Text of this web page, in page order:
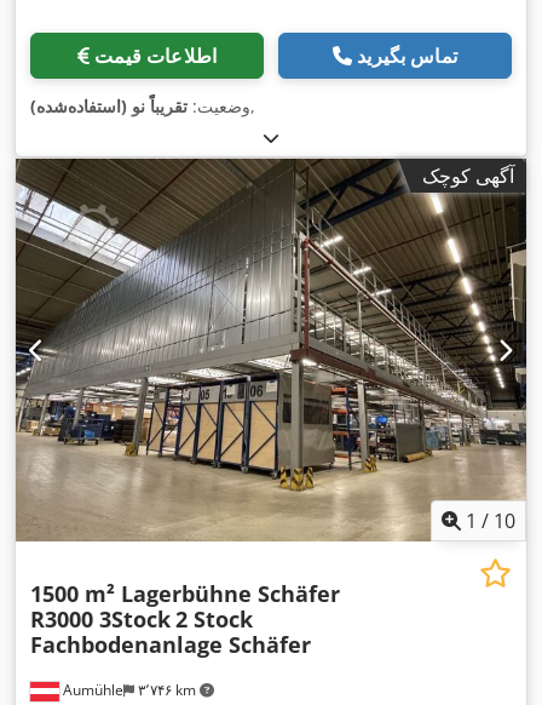
اطلاعات قیمت تماس بگیرید
وضعیت: تقریباً نو (استفاده‌شده) ,
آگهی کوچک
1 / 10
Aumühle ۳٬۷۴۶ km
1500 m² Lagerbühne Schäfer
R3000 3Stock2 Stock
Fachbodenanlage Schäfer